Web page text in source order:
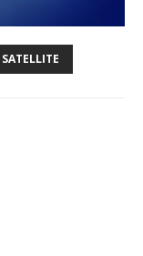
SATELLITE